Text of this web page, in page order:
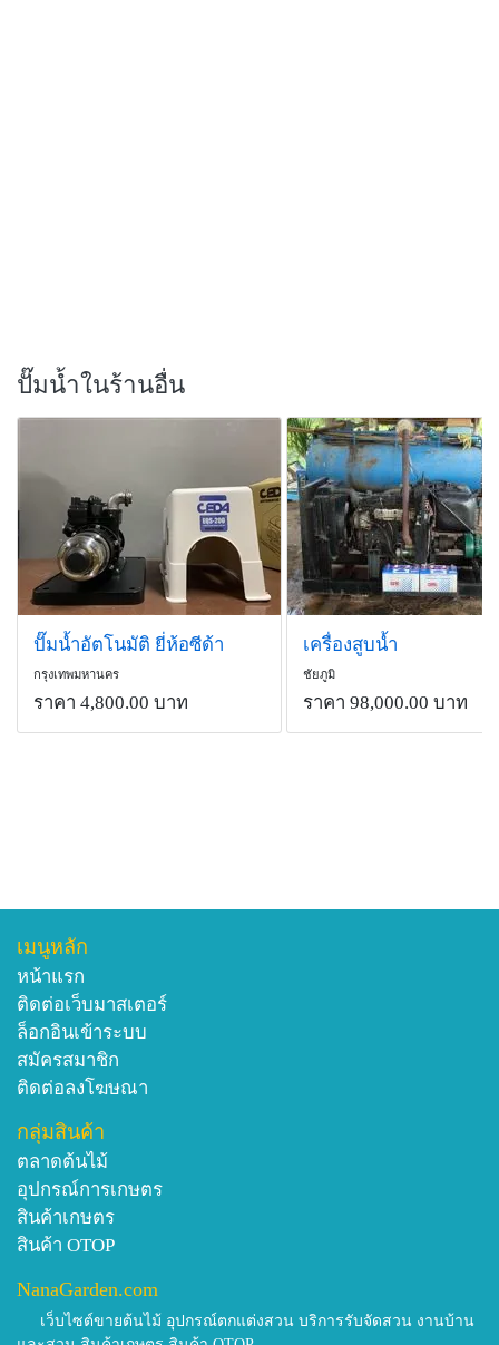
ปั๊มน้ำในร้านอื่น
ปั๊มน้ำอัตโนมัติ ยี่ห้อซีด้า
กรุงเทพมหานคร
ราคา 4,800.00 บาท
เครื่องสูบน้ำ
ชัยภูมิ
ราคา 98,000.00 บาท
เมนูหลัก
หน้าแรก
ติดต่อเว็บมาสเตอร์
ล็อกอินเข้าระบบ
สมัครสมาชิก
ติดต่อลงโฆษณา
กลุ่มสินค้า
ตลาดต้นไม้
อุปกรณ์การเกษตร
สินค้าเกษตร
สินค้า OTOP
NanaGarden.com
เว็บไซต์ขายต้นไม้ อุปกรณ์ตกแต่งสวน บริการรับจัดสวน งานบ้าน